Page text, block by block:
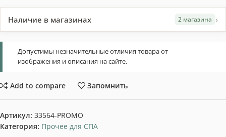
Наличие в магазинах 2 магазина ›
Допустимы незначительные отличия товара от
изображения и описания на сайте.
Add to compare Запомнить
Артикул: 33564-PROMO
Категория: Прочее для СПА